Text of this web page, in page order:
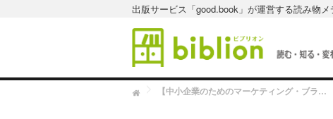
出版サービス「good.book」が運営する読み物メ
【中小企業のためのマーケティング・ブランディング戦略】第8回：「デジタルシフト」を受け入れない人や企業に未来はない